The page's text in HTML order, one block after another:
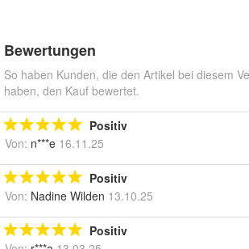
Bewertungen
So haben Kunden, die den Artikel bei diesem
haben, den Kauf bewertet.
Positiv
Von: n***e 16.11.25
Positiv
Von: Nadine Wilden 13.10.25
Positiv